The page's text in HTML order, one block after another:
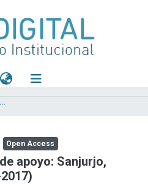
Informe de Personal de Apoyo
Open Access
apoyo: Sanjurjo,